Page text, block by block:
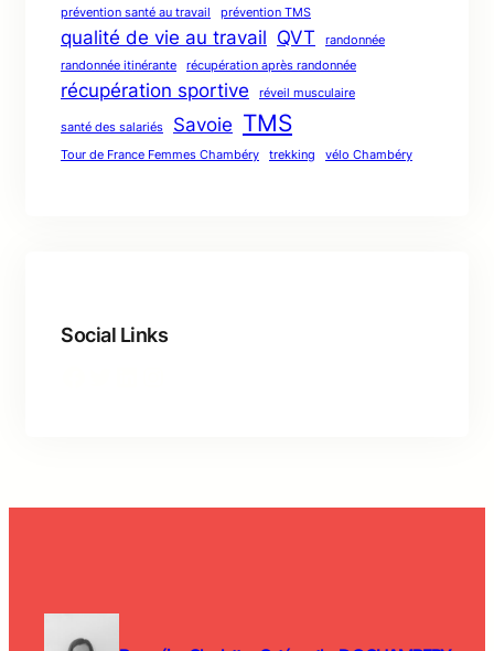
prévention santé au travail
prévention TMS
qualité de vie au travail QVT
randonnée
randonnée itinérante
récupération après randonnée
récupération sportive réveil musculaire
santé des salariés Savoie TMS
Tour de France Femmes Chambéry trekking vélo Chambéry
Social Links